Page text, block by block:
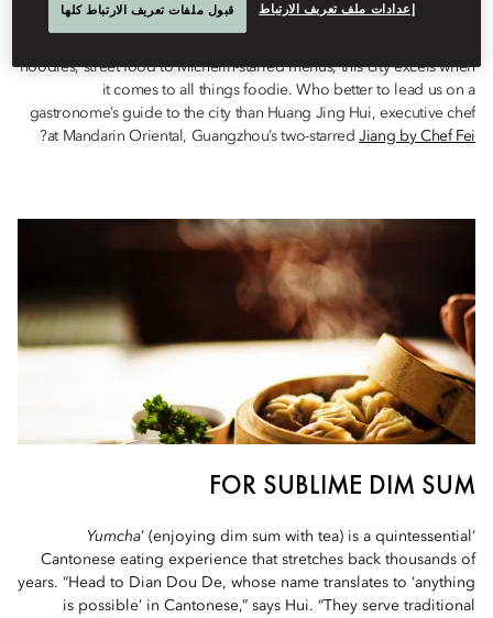
Cantonese cuisine is known all around the world – and Guangzhou
noodles, street food to Michelin-starred menus, this city excels when
it comes to all things foodie. Who better to lead us on a
gastronome’s guide to the city than Huang Jing Hui, executive chef
at Mandarin Oriental, Guangzhou’s two-starredJiang by Chef Fei
?
FOR SUBLIME DIM SUM
‘
Yumcha’ (enjoying dim sum with tea) is a quintessential
Cantonese eating experience that stretches back thousands of
years. “Head to Dian Dou De, whose name translates to ‘anything
is possible’ in Cantonese,” says Hui. “They serve traditional
إعدادات ملف تعريف الارتباط قبول ملفات تعريف الارتباط كلها